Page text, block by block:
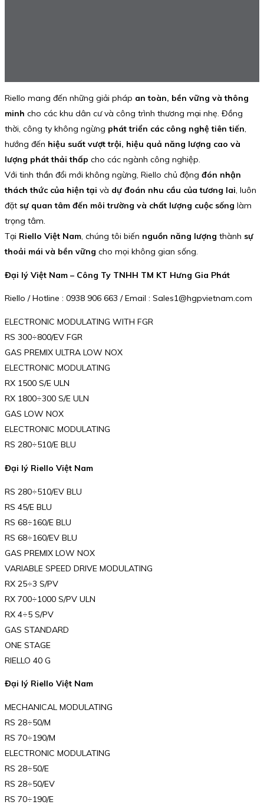
Riello mang đến những giải pháp an toàn, bền vững và thông
minh cho các khu dân cư và công trình thương mại nhẹ. Đồng
thời, công ty không ngừng phát triển các công nghệ tiên tiến,
hướng đến hiệu suất vượt trội, hiệu quả năng lượng cao và
lượng phát thải thấp cho các ngành công nghiệp.
Với tinh thần đổi mới không ngừng, Riello chủ động đón nhận
thách thức của hiện tại và dự đoán nhu cầu của tương lai, luôn
đặt sự quan tâm đến môi trường và chất lượng cuộc sống làm
trọng tâm.
Tại Riello Việt Nam, chúng tôi biến nguồn năng lượng thành sự
thoải mái và bền vững cho mọi không gian sống.
Đại lý Việt Nam – Công Ty TNHH TM KT Hưng Gia Phát
Riello / Hotline : 0938 906 663 / Email : Sales1@hgpvietnam.com
ELECTRONIC MODULATING WITH FGR
RS 300÷800/EV FGR
GAS PREMIX ULTRA LOW NOX
ELECTRONIC MODULATING
RX 1500 S/E ULN
RX 1800÷300 S/E ULN
GAS LOW NOX
ELECTRONIC MODULATING
RS 280÷510/E BLU
Đại lý Riello Việt Nam
RS 280÷510/EV BLU
RS 45/E BLU
RS 68÷160/E BLU
RS 68÷160/EV BLU
GAS PREMIX LOW NOX
VARIABLE SPEED DRIVE MODULATING
RX 25÷3 S/PV
RX 700÷1000 S/PV ULN
RX 4÷5 S/PV
GAS STANDARD
ONE STAGE
RIELLO 40 G
Đại lý Riello Việt Nam
MECHANICAL MODULATING
RS 28÷50/M
RS 70÷190/M
ELECTRONIC MODULATING
RS 28÷50/E
RS 28÷50/EV
RS 70÷190/E